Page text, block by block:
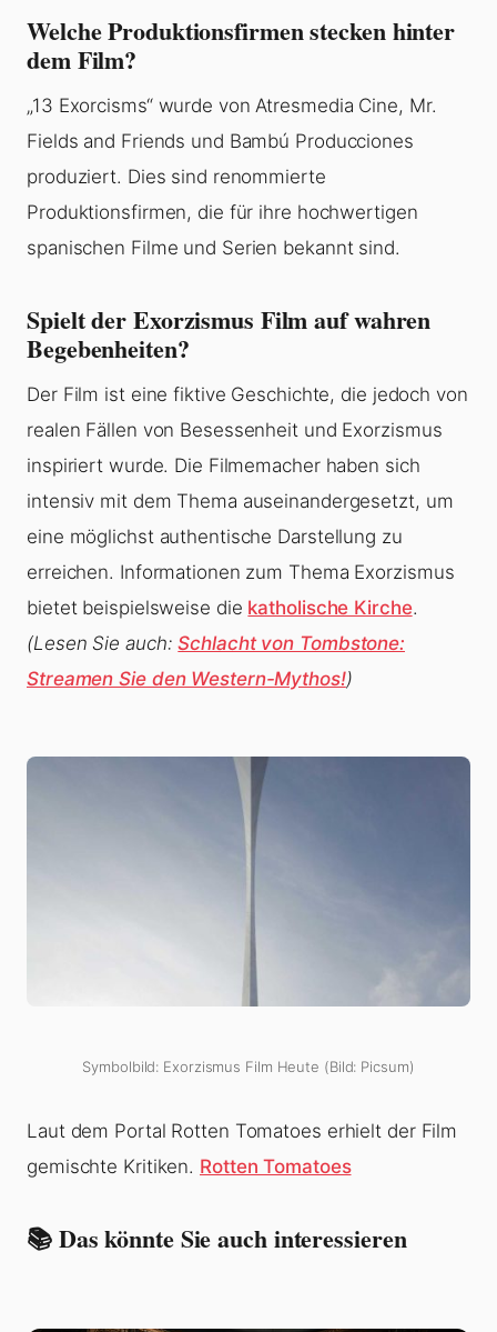
Welche Produktionsfirmen stecken hinter
dem Film?
„13 Exorcisms“ wurde von Atresmedia Cine, Mr.
Fields and Friends und Bambú Producciones
produziert. Dies sind renommierte
Produktionsfirmen, die für ihre hochwertigen
spanischen Filme und Serien bekannt sind.
Spielt der Exorzismus Film auf wahren
Begebenheiten?
Der Film ist eine fiktive Geschichte, die jedoch von
realen Fällen von Besessenheit und Exorzismus
inspiriert wurde. Die Filmemacher haben sich
intensiv mit dem Thema auseinandergesetzt, um
eine möglichst authentische Darstellung zu
erreichen. Informationen zum Thema Exorzismus
bietet beispielsweise die katholische Kirche.
(Lesen Sie auch:Schlacht von Tombstone:
Streamen Sie den Western-Mythos!)
Symbolbild: Exorzismus Film Heute (Bild: Picsum)
Laut dem Portal Rotten Tomatoes erhielt der Film
gemischte Kritiken. Rotten Tomatoes
📚 Das könnte Sie auch interessieren